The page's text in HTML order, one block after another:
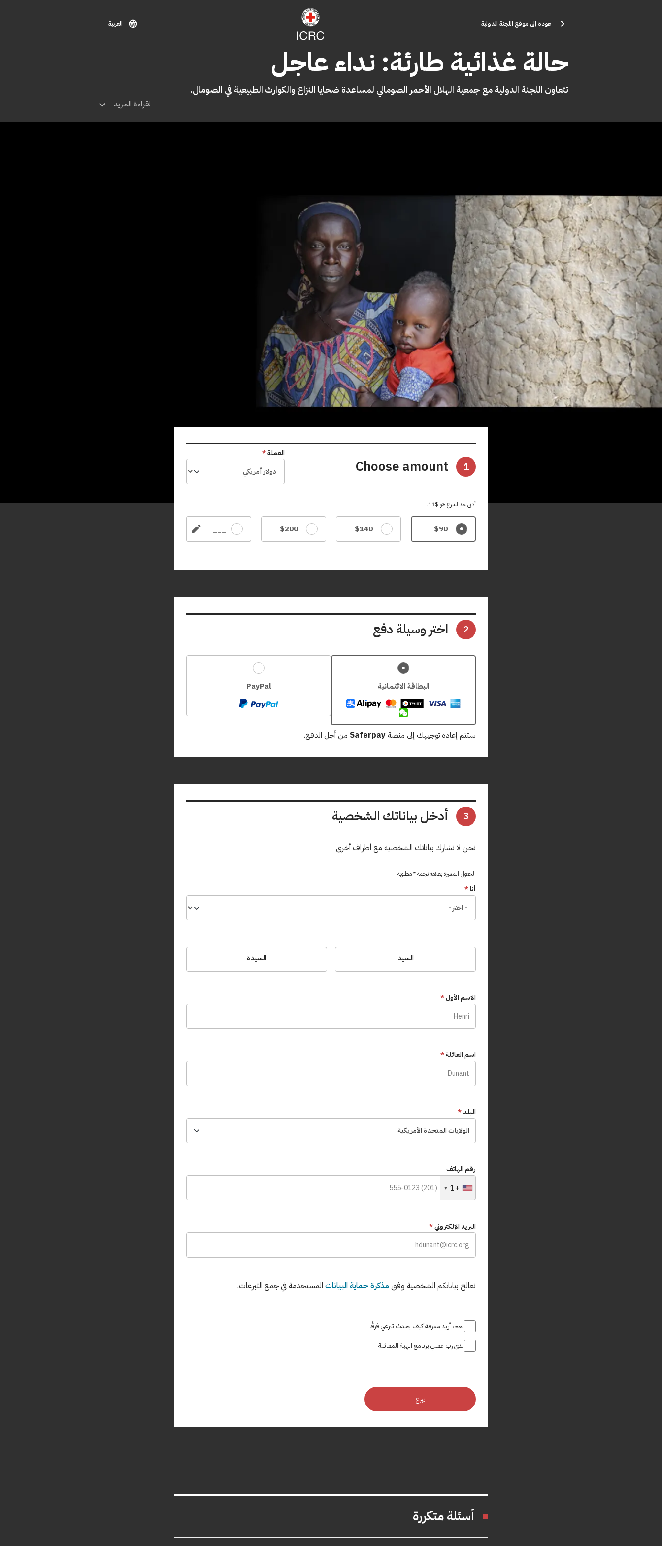
عودة إلى موقع اللجنة الدولية العربية
حالة غذائية طارئة: نداء عاجل
تتعاون اللجنة الدولية مع جمعية الهلال الأحمر الصومالي لمساعدة ضحايا النزاع والكوارث الطبيعية في الصومال.
لقراءة المزيد
1
Choose amount
العملة*
أدنى حد للتبرع هو $11.
$90
$140
$200 غير ذلك
2 اختر وسيلة دفع
البطاقة الائتمانية PayPal
ستتم إعادة توجيهك إلى منصة Saferpay من أجل الدفع.
3 أدخل بياناتك الشخصية
نحن لا نشارك بياناتك الشخصية مع أطراف أخرى
الحقول المميزة بعلامة نجمة * مطلوبة
أنا*
السيد السيدة
الاسم الأول*
اسم العائلة*
البلد *
الولايات المتحدة الأمريكية
رقم الهاتف
+1
البريد الإلكتروني*
نعالج بياناتكم الشخصية وفقمذكرة حماية البيانات المستخدمة في جمع التبرعات.
نعم، أريد معرفة كيف يحدث تبرعي فرقًا
لدى رب عملي برنامج الهبة المماثلة
تبرع
أسئلة متكررة